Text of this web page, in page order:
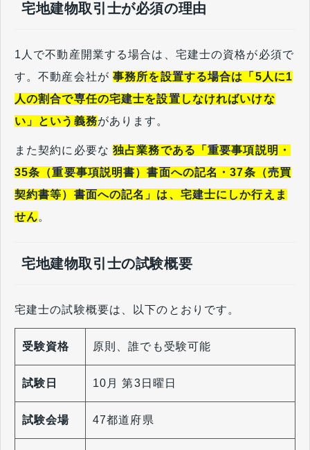
宅地建物取引士が必須の理由
1人で不動産開業する場合は、宅建士の資格が必須で
す。不動産会社が事務所を設置する場合は「5人に1
人の割合で専任の宅建士を設置しなければいけな
い」という義務があります。
また契約に必要な独占業務である「重要事項説明・
35条（重要事項説明書）書面への記名・37条（売買
契約書等）書面への記名」は、宅建士にしか行えま
せん。
宅地建物取引士の試験概要
宅建士の試験概要は、以下のとおりです。
受験資格 原則、誰でも受験可能
試験日 10月 第3日曜日
試験会場 47都道府県